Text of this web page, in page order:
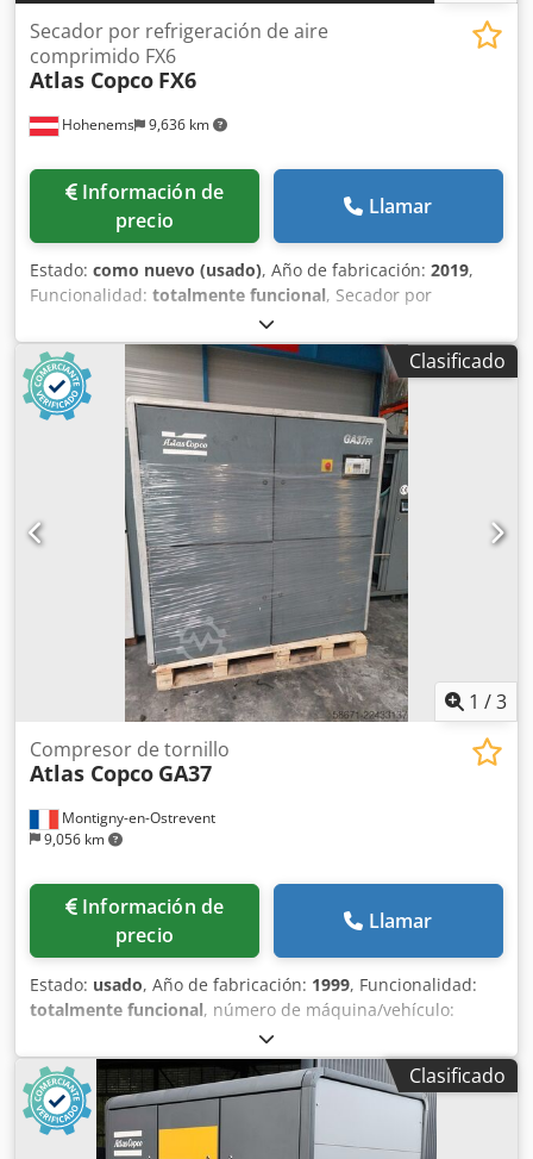
Hohenems 9,636 km
Secador por refrigeración de aire
comprimido FX6
Atlas Copco FX6
Información de
precio
Llamar
Estado: como nuevo (usado), Año de fabricación: 2019,
Funcionalidad: totalmente funcional, Secador por
refrigeración Atlas Copco FX6, usado 2,34 m³/min 14 bares
Csdozrtbiopfx Akbeha Año de fabricación: 2019
Clasificado
1 /3
Montigny-en-Ostrevent
9,056 km
Compresor de tornillo
Atlas Copco GA37
Información de
precio
Llamar
Estado: usado, Año de fabricación: 1999, Funcionalidad:
totalmente funcional, número de máquina/vehículo:
37 kW (50.31 CV)
funcionamiento:7 bar, Equipamiento:compresor, placa
de características disponible, sistema de aire
comprimido, El compresor lubricado Atlas Copco GA37 es
una máquina potente y fiable, diseñada para ofrecer un
Clasificado